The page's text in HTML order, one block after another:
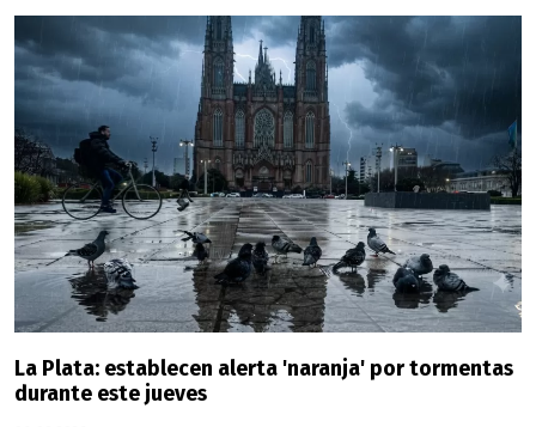
La Plata: establecen alerta 'naranja' por tormentas
durante este jueves